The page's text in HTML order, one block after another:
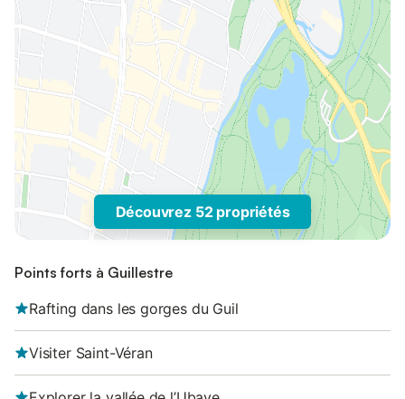
Découvrez 52 propriétés
Points forts à Guillestre
Rafting dans les gorges du Guil
Visiter Saint-Véran